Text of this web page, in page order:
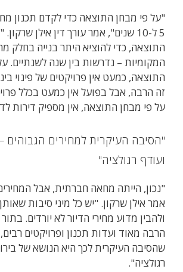
"על פי מבחן התוצאה כדי לקדם תכנון
5 ל-10 שנים", אמר עורך דין אילן
התוצאה, כדי להוציא היתר בנייה בחלק
המקומיות – נדרשות בין שנה לשנתיים.
התוצאה, כמעט אין פרויקטים של פינוי
זה הרבה, אבל בפועל אין כמעט בכלל
על פי מבחן התוצאה, אין מספיק דירות
"הסיבה העיקרית למחירים הגבוהים
ועודף רגולציה"
"נכון, הייתה מחאה חברתית, אבל
אמר אילן שרקון. "יש כל מיני סיבות
ולהבין מדוע מחירי הדיור לא יורדים.
הרבה מאוד ועדות תכנון ופרויקטים
שהסיבה העיקרית לכך היא הנושא של
רגולציה".